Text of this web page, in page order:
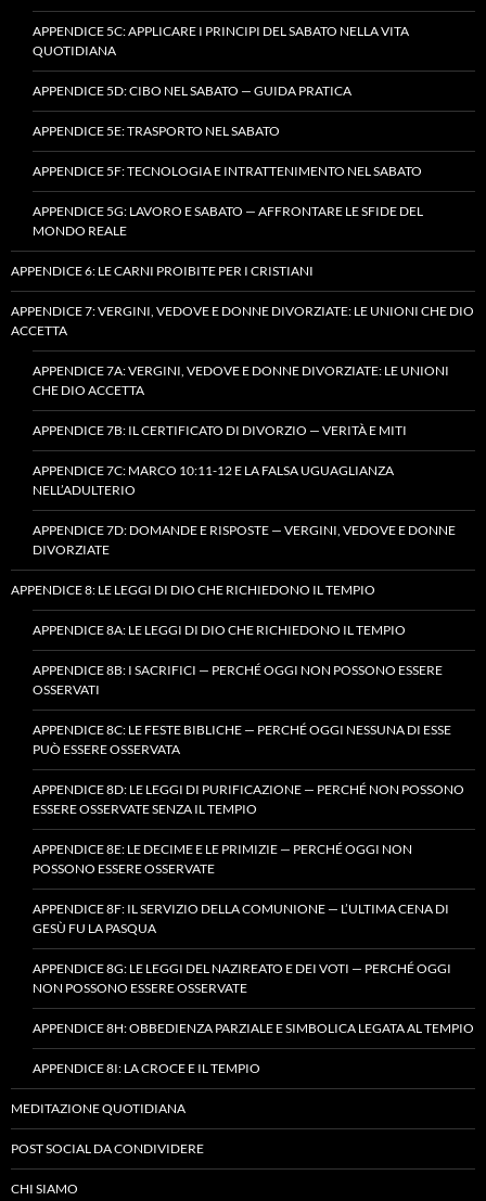
APPENDICE 5C: APPLICARE I PRINCIPI DEL SABATO NELLA VITA
QUOTIDIANA
APPENDICE 5D: CIBO NEL SABATO — GUIDA PRATICA
APPENDICE 5E: TRASPORTO NEL SABATO
APPENDICE 5F: TECNOLOGIA E INTRATTENIMENTO NEL SABATO
APPENDICE 5G: LAVORO E SABATO — AFFRONTARE LE SFIDE DEL
MONDO REALE
APPENDICE 6: LE CARNI PROIBITE PER I CRISTIANI
APPENDICE 7: VERGINI, VEDOVE E DONNE DIVORZIATE: LE UNIONI CHE DIO
ACCETTA
APPENDICE 7A: VERGINI, VEDOVE E DONNE DIVORZIATE: LE UNIONI
CHE DIO ACCETTA
APPENDICE 7B: IL CERTIFICATO DI DIVORZIO — VERITÀ E MITI
APPENDICE 7C: MARCO 10:11-12 E LA FALSA UGUAGLIANZA
NELL’ADULTERIO
APPENDICE 7D: DOMANDE E RISPOSTE — VERGINI, VEDOVE E DONNE
DIVORZIATE
APPENDICE 8: LE LEGGI DI DIO CHE RICHIEDONO IL TEMPIO
APPENDICE 8A: LE LEGGI DI DIO CHE RICHIEDONO IL TEMPIO
APPENDICE 8B: I SACRIFICI — PERCHÉ OGGI NON POSSONO ESSERE
OSSERVATI
APPENDICE 8C: LE FESTE BIBLICHE — PERCHÉ OGGI NESSUNA DI ESSE
PUÒ ESSERE OSSERVATA
APPENDICE 8D: LE LEGGI DI PURIFICAZIONE — PERCHÉ NON POSSONO
ESSERE OSSERVATE SENZA IL TEMPIO
APPENDICE 8E: LE DECIME E LE PRIMIZIE — PERCHÉ OGGI NON
POSSONO ESSERE OSSERVATE
APPENDICE 8F: IL SERVIZIO DELLA COMUNIONE — L’ULTIMA CENA DI
GESÙ FU LA PASQUA
APPENDICE 8G: LE LEGGI DEL NAZIREATO E DEI VOTI — PERCHÉ OGGI
NON POSSONO ESSERE OSSERVATE
APPENDICE 8H: OBBEDIENZA PARZIALE E SIMBOLICA LEGATA AL TEMPIO
APPENDICE 8I: LA CROCE E IL TEMPIO
MEDITAZIONE QUOTIDIANA
POST SOCIAL DA CONDIVIDERE
CHI SIAMO